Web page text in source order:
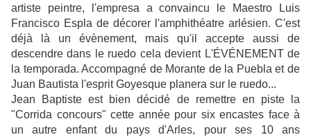
artiste peintre, l'empresa a convaincu le Maestro Luis
Francisco Espla de décorer l'amphithéatre arlésien. C'est
déjà là un évènement, mais qu'il accepte aussi de
descendre dans le ruedo cela devient L'ÉVÉNEMENT de
la temporada. Accompagné de Morante de la Puebla et de
Juan Bautista l'esprit Goyesque planera sur le ruedo...
Jean Baptiste est bien décidé de remettre en piste la
"Corrida concours" cette année pour six encastes face à
un autre enfant du pays d'Arles, pour ses 10 ans